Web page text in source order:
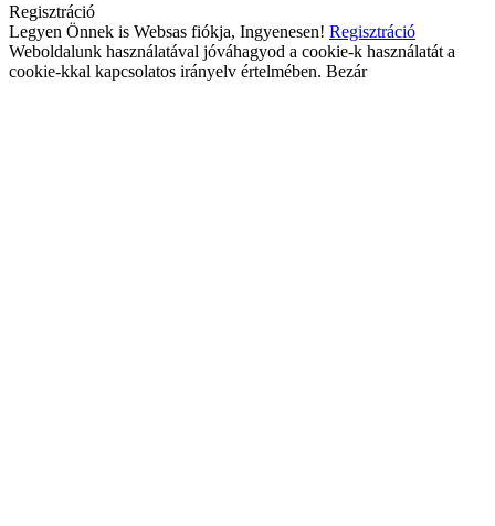
Regisztráció
Legyen Önnek is Websas fiókja, Ingyenesen! Regisztráció
Weboldalunk használatával jóváhagyod a cookie-k használatát a
cookie-kkal kapcsolatos irányelv értelmében. Bezár